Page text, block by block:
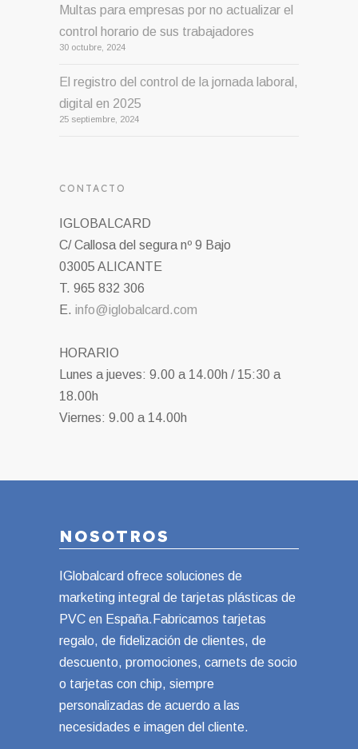
Multas para empresas por no actualizar el
control horario de sus trabajadores
30 octubre, 2024
El registro del control de la jornada laboral,
digital en 2025
25 septiembre, 2024
CONTACTO
IGLOBALCARD
C/ Callosa del segura nº 9 Bajo
03005 ALICANTE
T. 965 832 306
E. info@iglobalcard.com
HORARIO
Lunes a jueves: 9.00 a 14.00h / 15:30 a
18.00h
Viernes: 9.00 a 14.00h
NOSOTROS
IGlobalcard ofrece soluciones de
marketing integral de tarjetas plásticas de
PVC en España.Fabricamos tarjetas
regalo, de fidelización de clientes, de
descuento, promociones, carnets de socio
o tarjetas con chip, siempre
personalizadas de acuerdo a las
necesidades e imagen del cliente.